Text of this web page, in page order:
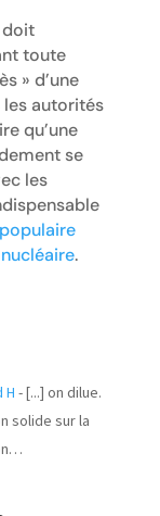
doit
toute
» d’une
autorités
qu’une
se
les
.
H - [...] on dilue.
solide sur la